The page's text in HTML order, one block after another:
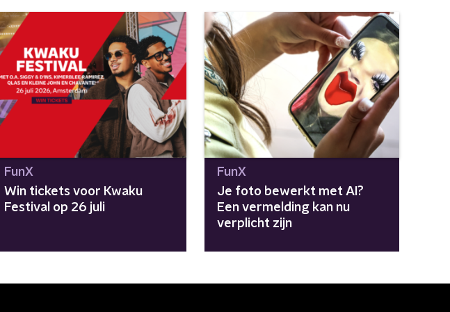
FunX
Win tickets voor Kwaku
Festival op 26 juli
FunX
Je foto bewerkt met AI?
Een vermelding kan nu
verplicht zijn